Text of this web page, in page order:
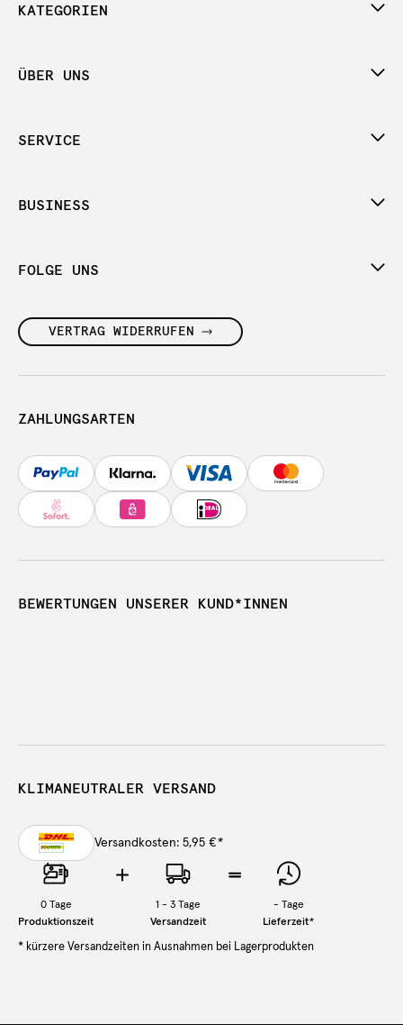
KATEGORIEN
ÜBER UNS
SERVICE
BUSINESS
FOLGE UNS
VERTRAG WIDERRUFEN
ZAHLUNGSARTEN
BEWERTUNGEN UNSERER KUND*INNEN
KLIMANEUTRALER VERSAND
Versandkosten: 5,95 €*
0Tage
Produktionszeit
1 - 3 Tage
Versandzeit
- Tage
Lieferzeit*
* kürzere Versandzeiten in Ausnahmen bei Lagerprodukten